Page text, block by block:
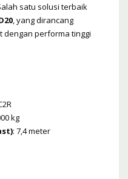
satu solusi terbaik
, yang dirancang
dengan performa tinggi
kg
: 7,4 meter